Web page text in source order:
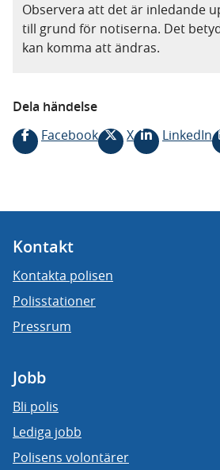
Observera att det är inledande
till grund för notiserna. Det
kan komma att ändras.
Dela händelse
Facebook
X LinkedIn
Kontakt
Kontakta polisen
Polisstationer
Pressrum
Jobb
Bli polis
Lediga jobb
Polisens volontärer